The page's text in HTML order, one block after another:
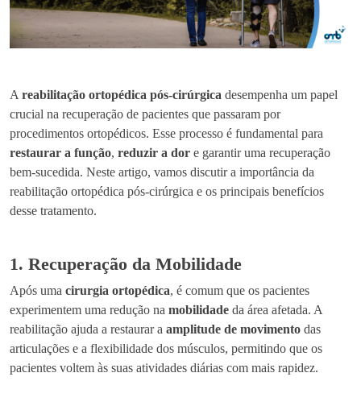
A reabilitação ortopédica pós-cirúrgica desempenha um papel
crucial na recuperação de pacientes que passaram por
procedimentos ortopédicos. Esse processo é fundamental para
restaurar a função, reduzir a dor e garantir uma recuperação
bem-sucedida. Neste artigo, vamos discutir a importância da
reabilitação ortopédica pós-cirúrgica e os principais benefícios
desse tratamento.
1. Recuperação da Mobilidade
Após uma cirurgia ortopédica, é comum que os pacientes
experimentem uma redução na mobilidade da área afetada. A
reabilitação ajuda a restaurar a amplitude de movimento das
articulações e a flexibilidade dos músculos, permitindo que os
pacientes voltem às suas atividades diárias com mais rapidez.